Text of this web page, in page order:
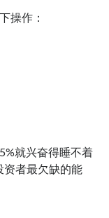
操作：
就兴奋得睡不着
资者最欠缺的能